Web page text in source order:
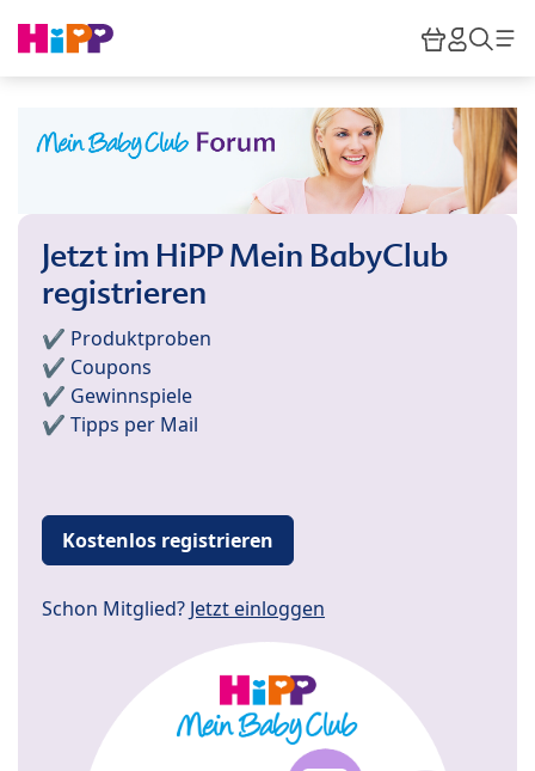
HiPP
Jetzt im HiPP Mein BabyClub
registrieren
✔️ Produktproben
✔️ Coupons
✔️ Gewinnspiele
✔️ Tipps per Mail
Kostenlos registrieren
Schon Mitglied? Jetzt einloggen